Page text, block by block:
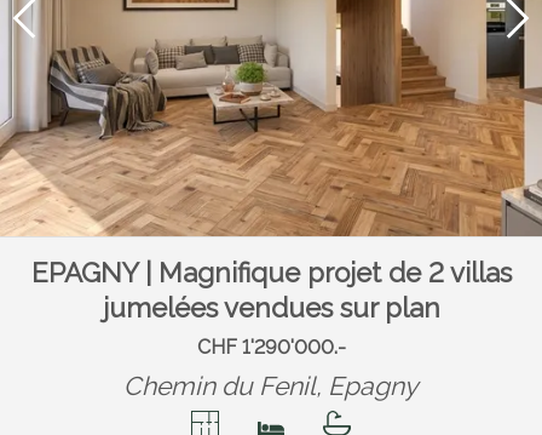
EPAGNY | Magnifique projet de 2 villas
jumelées vendues sur plan
CHF 1'290'000.-
Chemin du Fenil, Epagny